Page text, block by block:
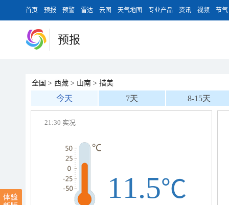
首页 预报 预警 雷达 云图 天气地图 专业产品 资讯 视频 节气
预报
全国 > 西藏 > 山南 > 措美
今天 7天 8-15天
21:30 实况
11.5℃